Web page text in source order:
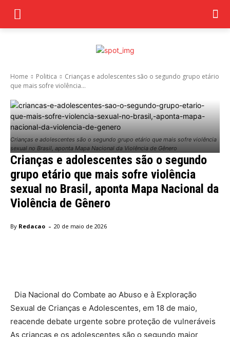
Home Politica
Crianças e adolescentes são o segundo grupo etário
que mais sofre violência...
Crianças e adolescentes são o segundo grupo etário que mais sofre violência
sexual no Brasil, aponta Mapa Nacional da Violência de Gênero
Crianças e adolescentes são o segundo
grupo etário que mais sofre violência
sexual no Brasil, aponta Mapa Nacional da
Violência de Gênero
By Redacao - 20 de maio de 2026
Dia Nacional do Combate ao Abuso e à Exploração
Sexual de Crianças e Adolescentes, em 18 de maio,
reacende debate urgente sobre proteção de vulneráveis
As crianças e os adolescentes são o segundo maior